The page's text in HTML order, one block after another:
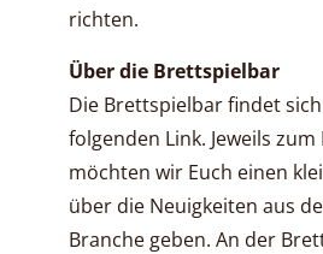
richten.
Über die Brettspielbar
Die Brettspielbar findet
folgenden Link. Jeweils
möchten wir Euch einen
über die Neuigkeiten aus
Branche geben. An der